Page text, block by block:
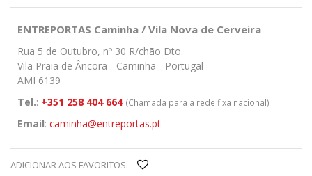
ENTREPORTAS Caminha / Vila Nova de Cerveira
Rua 5 de Outubro, nº 30 R/chão Dto.
Vila Praia de Âncora - Caminha - Portugal
AMI 6139
Tel.: +351 258 404 664 (Chamada para a rede fixa nacional)
Email: caminha@entreportas.pt
ADICIONAR AOS FAVORITOS: